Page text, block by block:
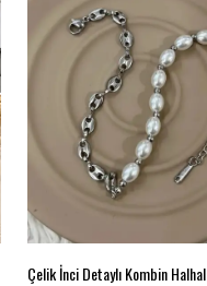
Çelik İnci Detaylı Kombin Halhal